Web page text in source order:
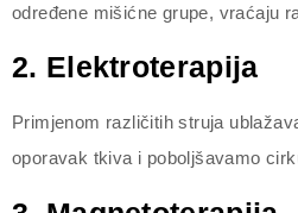
određene mišićne grupe, vraćaju
2. Elektroterapija
Primjenom različitih struja
oporavak tkiva i poboljšavamo